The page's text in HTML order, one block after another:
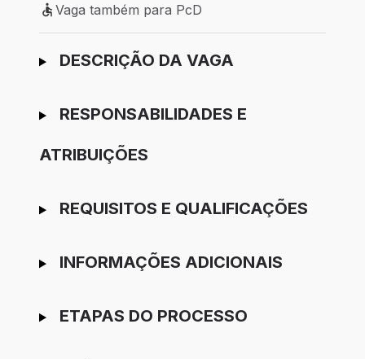
Vaga também para PcD
Vaga também para PcD
Ir para candidatura
DESCRIÇÃO DA VAGA
RESPONSABILIDADES E
ATRIBUIÇÕES
REQUISITOS E QUALIFICAÇÕES
INFORMAÇÕES ADICIONAIS
ETAPAS DO PROCESSO